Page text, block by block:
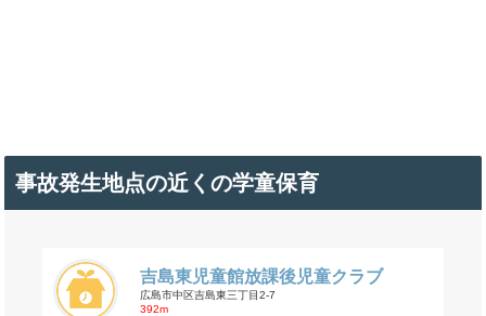
事故発生地点の近くの学童保育
吉島東児童館放課後児童クラブ
広島市中区吉島東三丁目2-7
392m